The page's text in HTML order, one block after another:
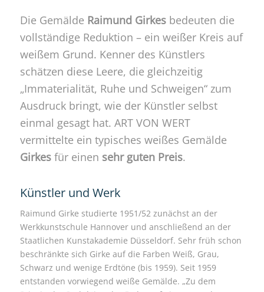
Die Gemälde Raimund Girkesbedeuten die
vollständige Reduktion – ein weißer Kreis auf
weißem Grund. Kenner des Künstlers
schätzen diese Leere, die gleichzeitig
„Immaterialität, Ruhe und Schweigen“ zum
Ausdruck bringt, wie der Künstler selbst
einmal gesagt hat. ART VON WERT
vermittelte ein typisches weißes Gemälde
Girkesfür einen sehr guten Preis.
Künstler und Werk
Raimund Girke studierte 1951/52 zunächst an der
Werkkunstschule Hannover und anschließend an der
Staatlichen Kunstakademie Düsseldorf. Sehr früh schon
beschränkte sich Girke auf die Farben Weiß, Grau,
Schwarz und wenige Erdtöne (bis 1959). Seit 1959
entstanden vorwiegend weiße Gemälde. „Zu dem